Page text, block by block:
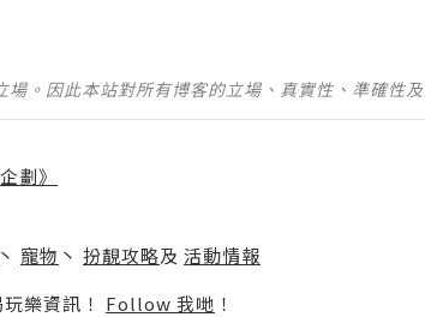
。因此本站對所有博客的立場、真實性、準確性
劃》
丶 寵物 丶 扮靚攻略及 活動情報
樂資訊！ Follow 我哋 ！